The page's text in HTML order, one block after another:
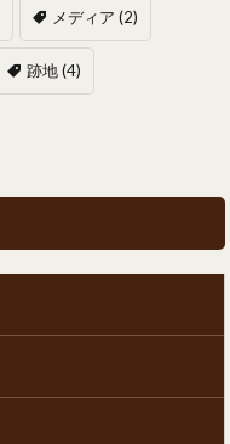
メディア (2)
跡地(4)